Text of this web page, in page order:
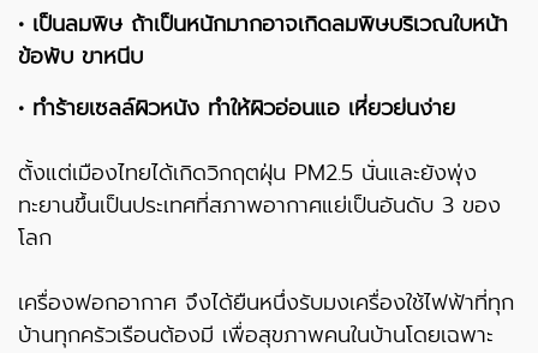
• เป็นลมพิษ ถ้าเป็นหนักมากอาจเกิดลมพิษบริเวณใบหน้า
ข้อพับ ขาหนีบ
• ทำร้ายเซลล์ผิวหนัง ทำให้ผิวอ่อนแอ เหี่ยวย่นง่าย
ตั้งแต่เมืองไทยได้เกิดวิกฤตฝุ่น PM2.5 นั่นและยังพุ่ง
ทะยานขึ้นเป็นประเทศที่สภาพอากาศแย่เป็นอันดับ 3 ของ
โลก
เครื่องฟอกอากาศ จึงได้ยืนหนึ่งรับมงเครื่องใช้ไฟฟ้าที่ทุก
บ้านทุกครัวเรือนต้องมี เพื่อสุขภาพคนในบ้านโดยเฉพาะ